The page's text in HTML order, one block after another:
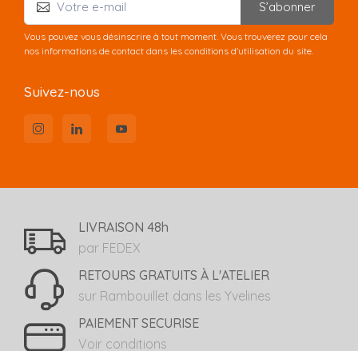
S’abonner
Vous pouvez vous désinscrire à tout moment. Vous trouverez pour cela
nos informations de contact dans les conditions d'utilisation du site.
Suivez-nous
LIVRAISON 48h
par FEDEX
RETOURS GRATUITS À L'ATELIER
sur Rambouillet dans les Yvelines
PAIEMENT SECURISE
Voir conditions